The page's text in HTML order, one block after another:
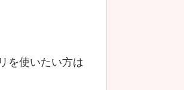
を使いたい方は